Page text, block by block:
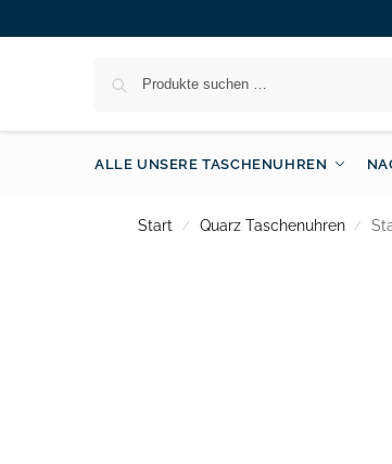
ALLE UNSERE TASCHENUHREN
Start / Quarz Taschenuhren /